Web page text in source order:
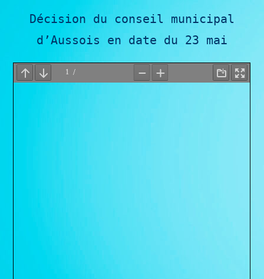
Décision du conseil municipal
d’Aussois en date du 23 mai